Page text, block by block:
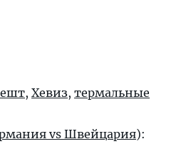
, Хевиз, термальные
vs Швейцария):